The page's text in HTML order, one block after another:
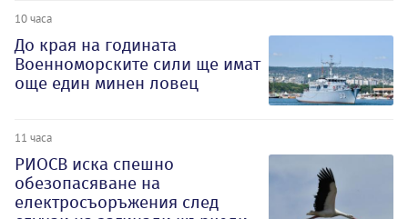
10 часа
До края на годината
Военноморските сили ще имат
още един минен ловец
11 часа
РИОСВ иска спешно
обезопасяване на
електросъоръжения след